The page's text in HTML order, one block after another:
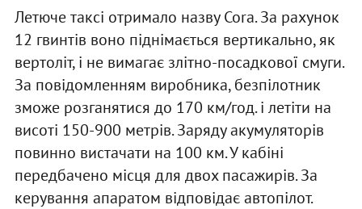
Летюче таксі отримало назву Cora. За рахунок
12 гвинтів воно піднімається вертикально, як
вертоліт, і не вимагає злітно-посадкової смуги.
За повідомленням виробника, безпілотник
зможе розганятися до 170 км/год. і летіти на
висоті 150-900 метрів. Заряду акумуляторів
повинно вистачати на 100 км. У кабіні
передбачено місця для двох пасажирів. За
керування апаратом відповідає автопілот.